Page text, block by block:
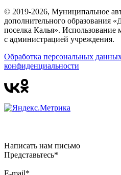
© 2019-2026, Муниципальное
дополнительного образования
поселка Калья». Использование
с администрацией учреждения.
Обработка персональных
конфиденциальности
Написать нам письмо
Представьтесь*
E-mail*